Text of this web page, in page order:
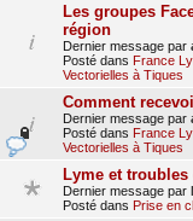
Les groupes
région
Dernier message par
Posté dans France
Vectorielles à Tiques
Comment
Dernier message par
Posté dans France
Vectorielles à Tiques
Lyme et troubles
Dernier message par
Posté dans Prise en